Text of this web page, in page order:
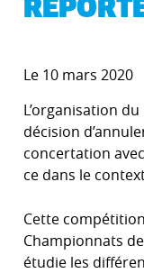
Le 10 mars 2020
L’organisation
décision
concertation
ce dans le
Cette
Championnats
étudie les